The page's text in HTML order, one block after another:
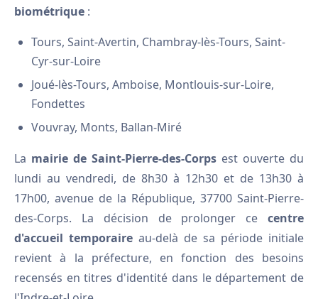
biométrique :
Tours, Saint-Avertin, Chambray-lès-Tours, Saint-
Cyr-sur-Loire
Joué-lès-Tours, Amboise, Montlouis-sur-Loire,
Fondettes
Vouvray, Monts, Ballan-Miré
La mairie de Saint-Pierre-des-Corps est ouverte du
lundi au vendredi, de 8h30 à 12h30 et de 13h30 à
17h00, avenue de la République, 37700 Saint-Pierre-
des-Corps. La décision de prolonger ce centre
d'accueil temporaire au-delà de sa période initiale
revient à la préfecture, en fonction des besoins
recensés en titres d'identité dans le département de